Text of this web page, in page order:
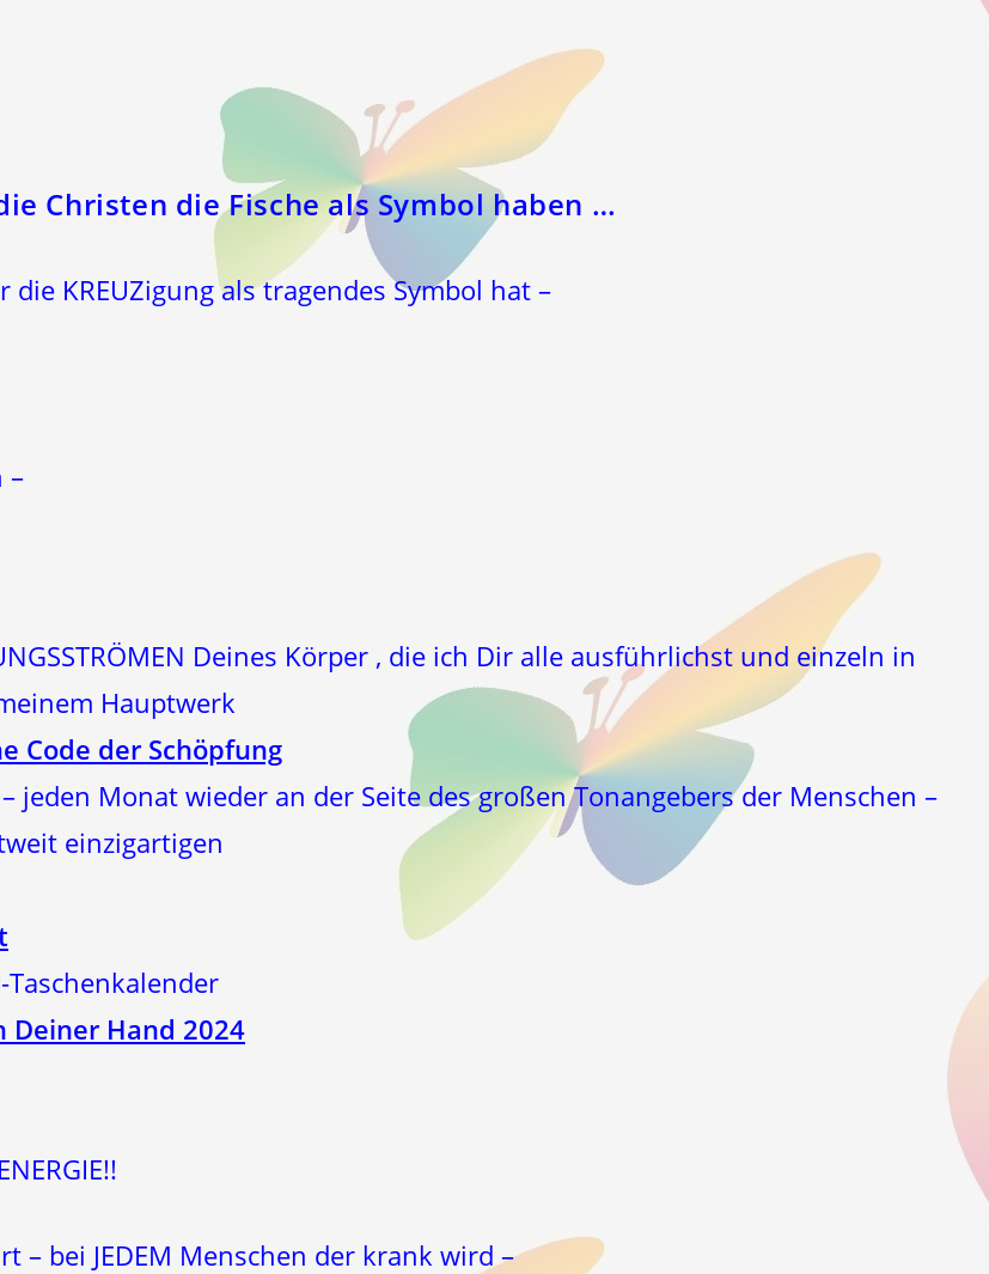
Christen die Fische als Symbol haben …
KREUZigung als tragendes Symbol hat –
–
Deines Körper , die ich Dir alle ausführlichst und einzeln in
Hauptwerk
Code der Schöpfung
jeden Monat wieder an der Seite des großen Tonangebers der Menschen –
einzigartigen
Deiner Hand 2024
– bei JEDEM Menschen der krank wird –